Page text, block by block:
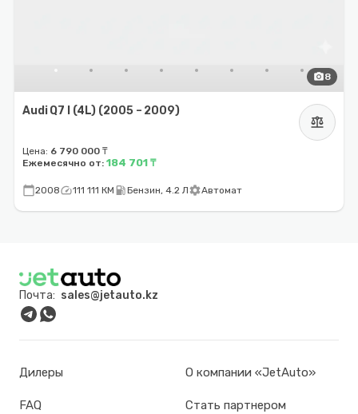
photo_camera8
Audi Q7 I (4L) (2005 – 2009)
balance
Цена: 6 790 000 ₸
Ежемесячно от: 184 701 ₸
calendar_today2008speed111 111 КМ local_gas_stationБензин, 4.2 ЛsettingsАвтомат
Почта: sales@jetauto.kz
Дилеры О компании «JetAuto»
FAQ Стать партнером